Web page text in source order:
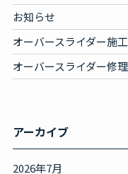
お知らせ
オーバースライダー施工
オーバースライダー修理
アーカイブ
2026年7月